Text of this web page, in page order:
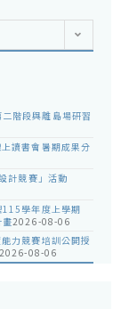
階段與離島場研習
讀書會暑期成果分
計競賽」活動
115學年度上學期
畫2026-08-06
力競賽培訓公開授
2026-08-06